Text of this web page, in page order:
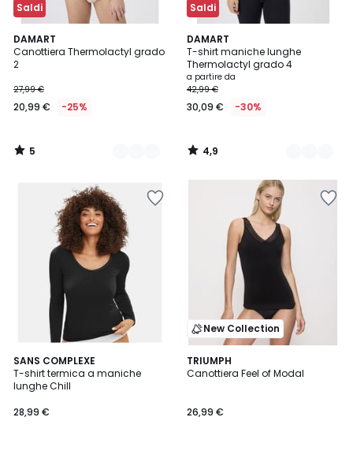
Saldi
DAMART
Canottiera Thermolactyl grado
2
27,99 €
20,99 € -25%
5
/
2
Colori
5
/
Saldi
DAMART
T-shirt maniche lunghe
Thermolactyl grado 4
a partire da
42,99 €
30,09 € -30%
4,9
/ 5
2
Colori
4,9
/
SANS COMPLEXE
T-shirt termica a maniche
lunghe Chill
28,99 €
4
/
5
New Collection
TRIUMPH
Canottiera Feel of Modal
26,99 €